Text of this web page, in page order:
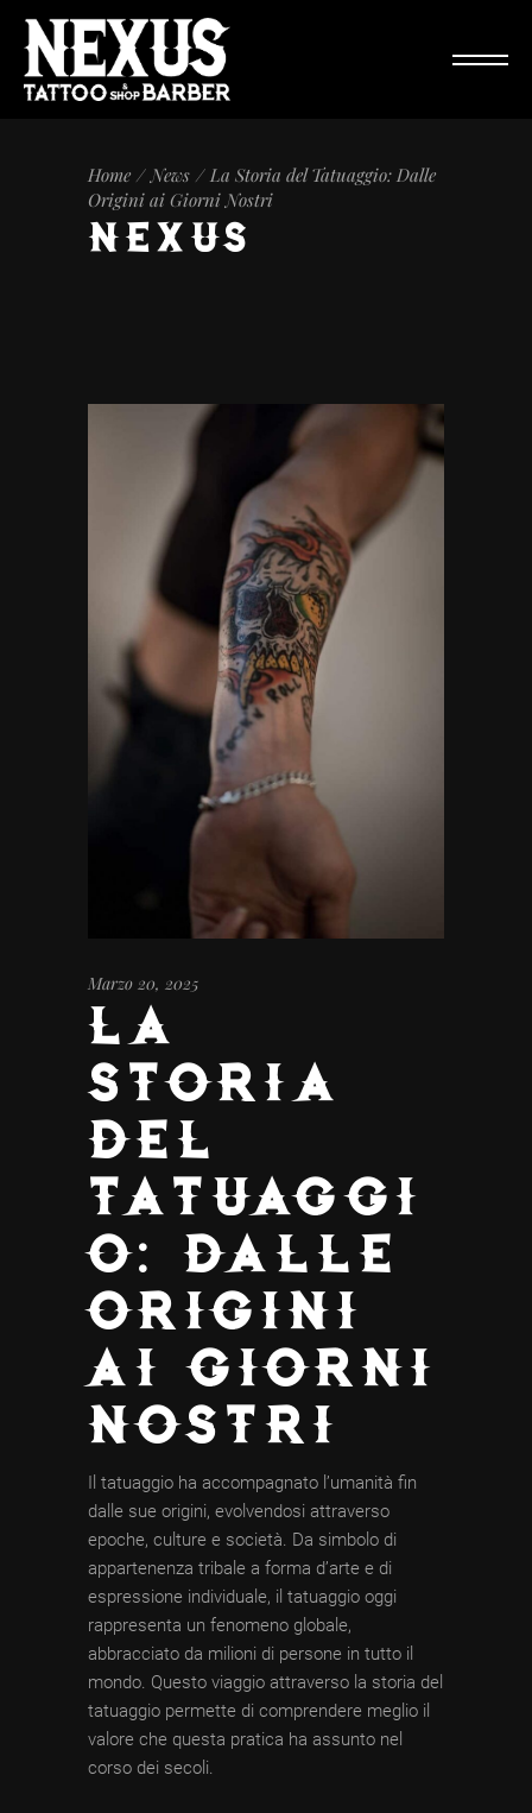
Home News
La Storia del Tatuaggio: Dalle
Origini ai Giorni Nostri
NEXUS
Marzo 20, 2025
LA
STORIA
DEL
TATUAGGI
O: DALLE
ORIGINI
AI GIORNI
NOSTRI
Il tatuaggio ha accompagnato l’umanità fin
dalle sue origini, evolvendosi attraverso
epoche, culture e società. Da simbolo di
appartenenza tribale a forma d’arte e di
espressione individuale, il tatuaggio oggi
rappresenta un fenomeno globale,
abbracciato da milioni di persone in tutto il
mondo. Questo viaggio attraverso la storia del
tatuaggio permette di comprendere meglio il
valore che questa pratica ha assunto nel
corso dei secoli.